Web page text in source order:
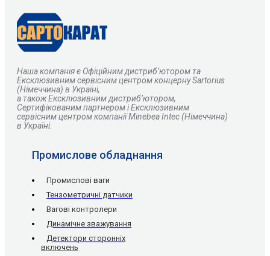
Наша компанія є Офіційним дистриб’ютором та
Ексклюзивним сервісним центром концерну Sartorius
(Німеччина) в Україні,
а також Ексклюзивним дистриб’ютором,
Сертифікованим партнером і Ексклюзивним
сервісним центром компанії Minebea Intec (Німеччина)
в Україні.
Промислове обладнання
Промислові ваги
Тензометричні датчики
Вагові контролери
Динамічне зважування
Детектори сторонніх
включень